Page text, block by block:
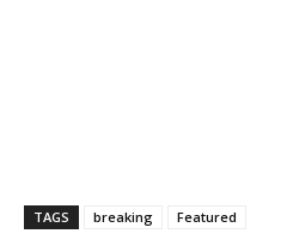
TAGS breaking Featured